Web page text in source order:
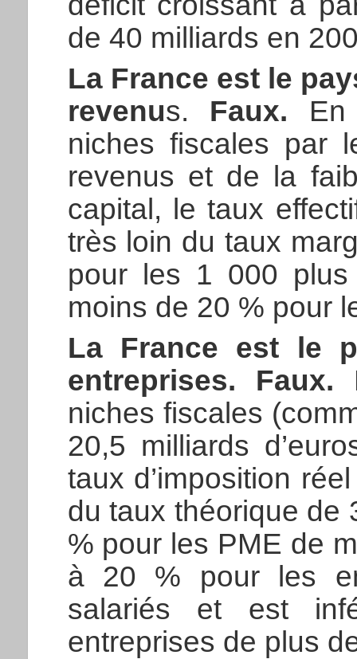
de 40 milliards en
La France est le
revenus. Faux. En
niches fiscales par
revenus et de la
capital, le taux
très loin du taux
pour les 1 000
moins de 20 % pour
La France est le
entreprises. Faux.
niches fiscales
20,5 milliards
taux d’imposition
du taux théorique de
% pour les PME de
à 20 % pour les
salariés et est
entreprises de plus